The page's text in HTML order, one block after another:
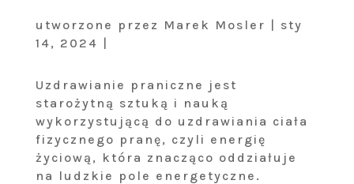
utworzone przez Marek Mosler | sty
14, 2024 |
Uzdrawianie praniczne jest
starożytną sztuką i nauką
wykorzystującą do uzdrawiania ciała
fizycznego pranę, czyli energię
życiową, która znacząco oddziałuje
na ludzkie pole energetyczne.